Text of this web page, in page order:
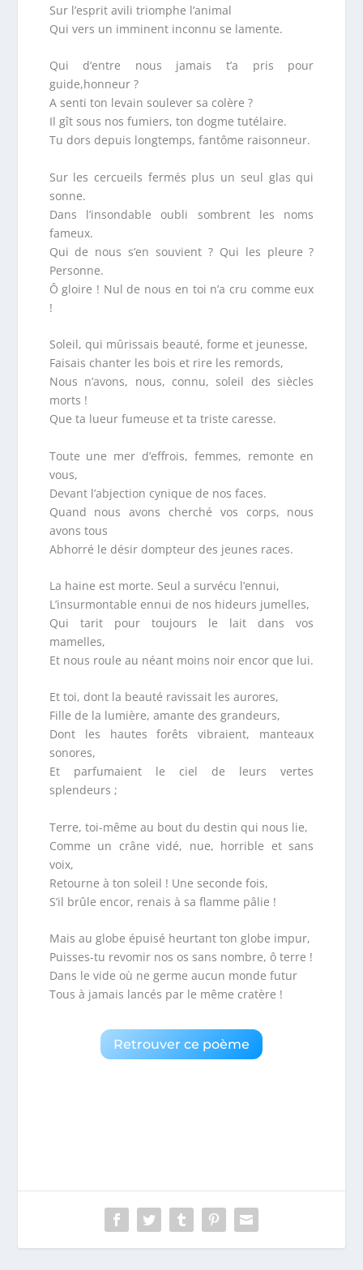
Sur l’esprit avili triomphe l’animal
Qui vers un imminent inconnu se lamente.
Qui d’entre nous jamais t’a pris pour
guide,honneur ?
A senti ton levain soulever sa colère ?
Il gît sous nos fumiers, ton dogme tutélaire.
Tu dors depuis longtemps, fantôme raisonneur.
Sur les cercueils fermés plus un seul glas qui
sonne.
Dans l’insondable oubli sombrent les noms
fameux.
Qui de nous s’en souvient ? Qui les pleure ?
Personne.
Ô gloire ! Nul de nous en toi n’a cru comme eux
!
Soleil, qui mûrissais beauté, forme et jeunesse,
Faisais chanter les bois et rire les remords,
Nous n’avons, nous, connu, soleil des siècles
morts !
Que ta lueur fumeuse et ta triste caresse.
Toute une mer d’effrois, femmes, remonte en
vous,
Devant l’abjection cynique de nos faces.
Quand nous avons cherché vos corps, nous
avons tous
Abhorré le désir dompteur des jeunes races.
La haine est morte. Seul a survécu l’ennui,
L’insurmontable ennui de nos hideurs jumelles,
Qui tarit pour toujours le lait dans vos
mamelles,
Et nous roule au néant moins noir encor que lui.
Et toi, dont la beauté ravissait les aurores,
Fille de la lumière, amante des grandeurs,
Dont les hautes forêts vibraient, manteaux
sonores,
Et parfumaient le ciel de leurs vertes
splendeurs ;
Terre, toi-même au bout du destin qui nous lie,
Comme un crâne vidé, nue, horrible et sans
voix,
Retourne à ton soleil ! Une seconde fois,
S’il brûle encor, renais à sa flamme pâlie !
Mais au globe épuisé heurtant ton globe impur,
Puisses-tu revomir nos os sans nombre, ô terre !
Dans le vide où ne germe aucun monde futur
Tous à jamais lancés par le même cratère !
Retrouver ce poème